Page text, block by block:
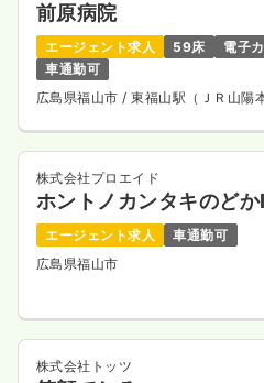
前原病院
エージェント求人 59床
電子
車通勤可
広島県福山市/ 東福山駅（ＪＲ山陽
株式会社プロエイド
ホントノカンタキのど
エージェント求人
車通勤可
広島県福山市
株式会社トッツ